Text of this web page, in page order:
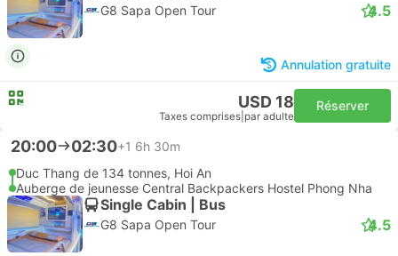
G8 Sapa Open Tour 4.5
Annulation gratuite
USD 18
Taxes comprises par adulte
Réserver
20:00 02:30+1 6h 30m
Duc Thang de 134 tonnes, Hoi An
Auberge de jeunesse Central Backpackers Hostel Phong Nha
Single Cabin | Bus
G8 Sapa Open Tour 4.5